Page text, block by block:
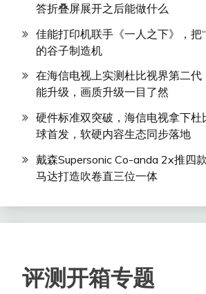
答折叠屏展开之后能做什么
佳能打印机联手《一人之下》，把
的谷子制造机
在海信电视上实测杜比视界第二代
能升级，画质升级一目了然
硬件标准双突破，海信电视拿下杜
球首发，软硬内容生态同步落地
戴森Supersonic Co-anda 2x推四
马达打造吹卷直三位一体
评测开箱专题